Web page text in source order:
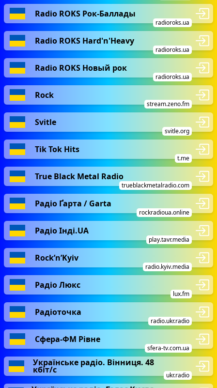
Radio ROKS Рок-Баллады
radioroks.ua
Radio ROKS Hard'n'Heavy
radioroks.ua
Radio ROKS Новый рок
radioroks.ua
Rock
stream.zeno.fm
Svitle
svitle.org
Tik Tok Hits
t.me
True Black Metal Radio
trueblackmetalradio.com
Радіо Ґарта / Garta
rockradioua.online
Радіо Інді.UA
play.tavr.media
Rock’n’Kyiv
radio.kyiv.media
Радіо Люкс
lux.fm
Радіоточка
radio.ukr.radio
Сфера-ФМ Рівне
sfera-tv.com.ua
Українське радіо. Вінниця. 48
кбіт/с
ukr.radio